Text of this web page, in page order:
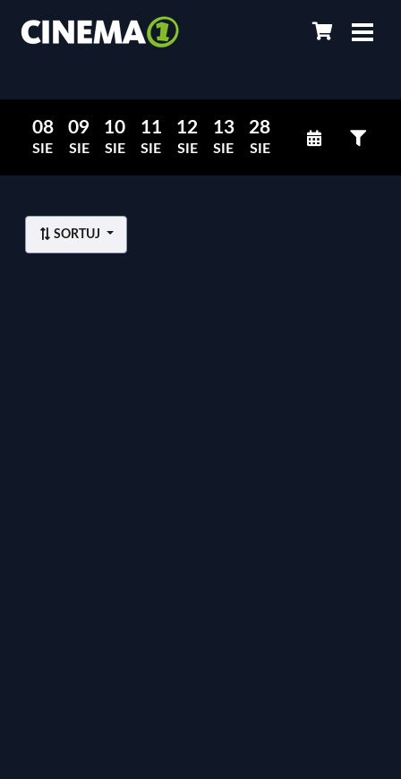
08
SIE
09
SIE
10
SIE
11
SIE
12
SIE
13
SIE
28
SIE
SORTUJ